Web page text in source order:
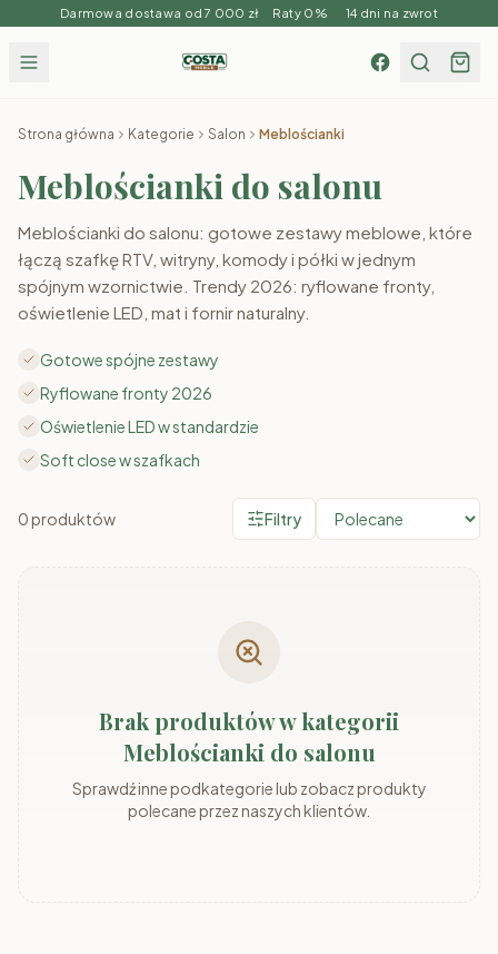
Darmowa dostawa od 7 000 zł Raty 0% 14 dni na zwrot
Strona główna Kategorie Salon Meblościanki
Meblościanki do salonu
Meblościanki do salonu: gotowe zestawy meblowe, które
łączą szafkę RTV, witryny, komody i półki w jednym
spójnym wzornictwie. Trendy 2026: ryflowane fronty,
oświetlenie LED, mat i fornir naturalny.
Gotowe spójne zestawy
Ryflowane fronty 2026
Oświetlenie LED w standardzie
Soft close w szafkach
0produktów Filtry
Brak produktów w kategorii
Meblościanki do salonu
Sprawdź inne podkategorie lub zobacz produkty
polecane przez naszych klientów.